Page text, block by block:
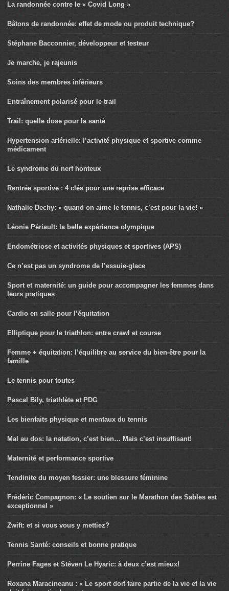
La randonnée contre le « Covid Long »
Bâtons de randonnée: effet de mode ou produit technique?
Stéphane Bacconnier, développeur et testeur
Je marche, je rajeunis
Soins des membres inférieurs
Entraînement polarisé pour le trail
Trail: quelle dose pour la santé
Hypertension artérielle: l’activité physique et sportive comme
médicament
Le syndrome du nerf honteux
Rentrée sportive : 4 clés pour une reprise efficace
Nathalie Dechy: « quand on aime le tennis, c’est pour la vie! »
Léonie Périault: la belle expérience olympique
Endométriose et activités physiques et sportives (APS)
Ce n’est pas un syndrome de l’essuie-glace
Sport et maternité: un guide pour accompagner les femmes dans
leurs pratiques
Cardio en salle pour l’équitation
Elliptique pour le triathlon: entre crawl et course
Femme + équitation: l’équilibre au service du bien-être pour la
famille
Le tennis pour toutes
Pascal Bily, triathlète et PDG
Les bienfaits physique et mentaux du tennis
Mal au dos: la natation, c’est bien… Mais c’est insuffisant!
Maternité et performance sportive
Tendinite du moyen fessier: une blessure féminine
Frédéric Compagnon: « Le soutien sur le Marathon des Sables est
exceptionnel »
Zwift: et si vous vous y mettiez?
Tennis Santé: conseils et bonne pratique
Perrine Fages et Stéven Le Hyaric: à deux c’est mieux!
Roxana Maracineanu : « Le sport doit faire partie de la vie et la vie